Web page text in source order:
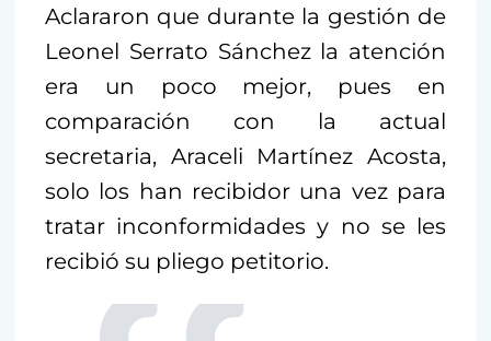
Aclararon que durante la gestión de
Leonel Serrato Sánchez la atención
era un poco mejor, pues en
comparación con la actual
secretaria, Araceli Martínez Acosta,
solo los han recibidor una vez para
tratar inconformidades y no se les
recibió su pliego petitorio.